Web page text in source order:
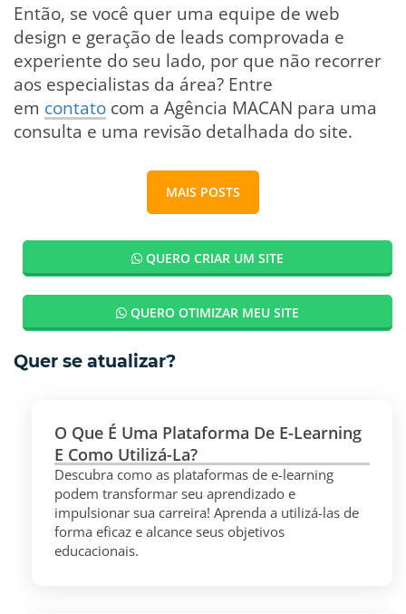
Então, se você quer uma equipe de web
design e geração de leads comprovada e
experiente do seu lado, por que não recorrer
aos especialistas da área? Entre
em contato com a Agência MACAN para uma
consulta e uma revisão detalhada do site.
MAIS POSTS
QUERO CRIAR UM SITE
QUERO OTIMIZAR MEU SITE
Quer se atualizar?
O Que É Uma Plataforma De E-Learning
E Como Utilizá-La?
Descubra como as plataformas de e-learning
podem transformar seu aprendizado e
impulsionar sua carreira! Aprenda a utilizá-las de
forma eficaz e alcance seus objetivos
educacionais.